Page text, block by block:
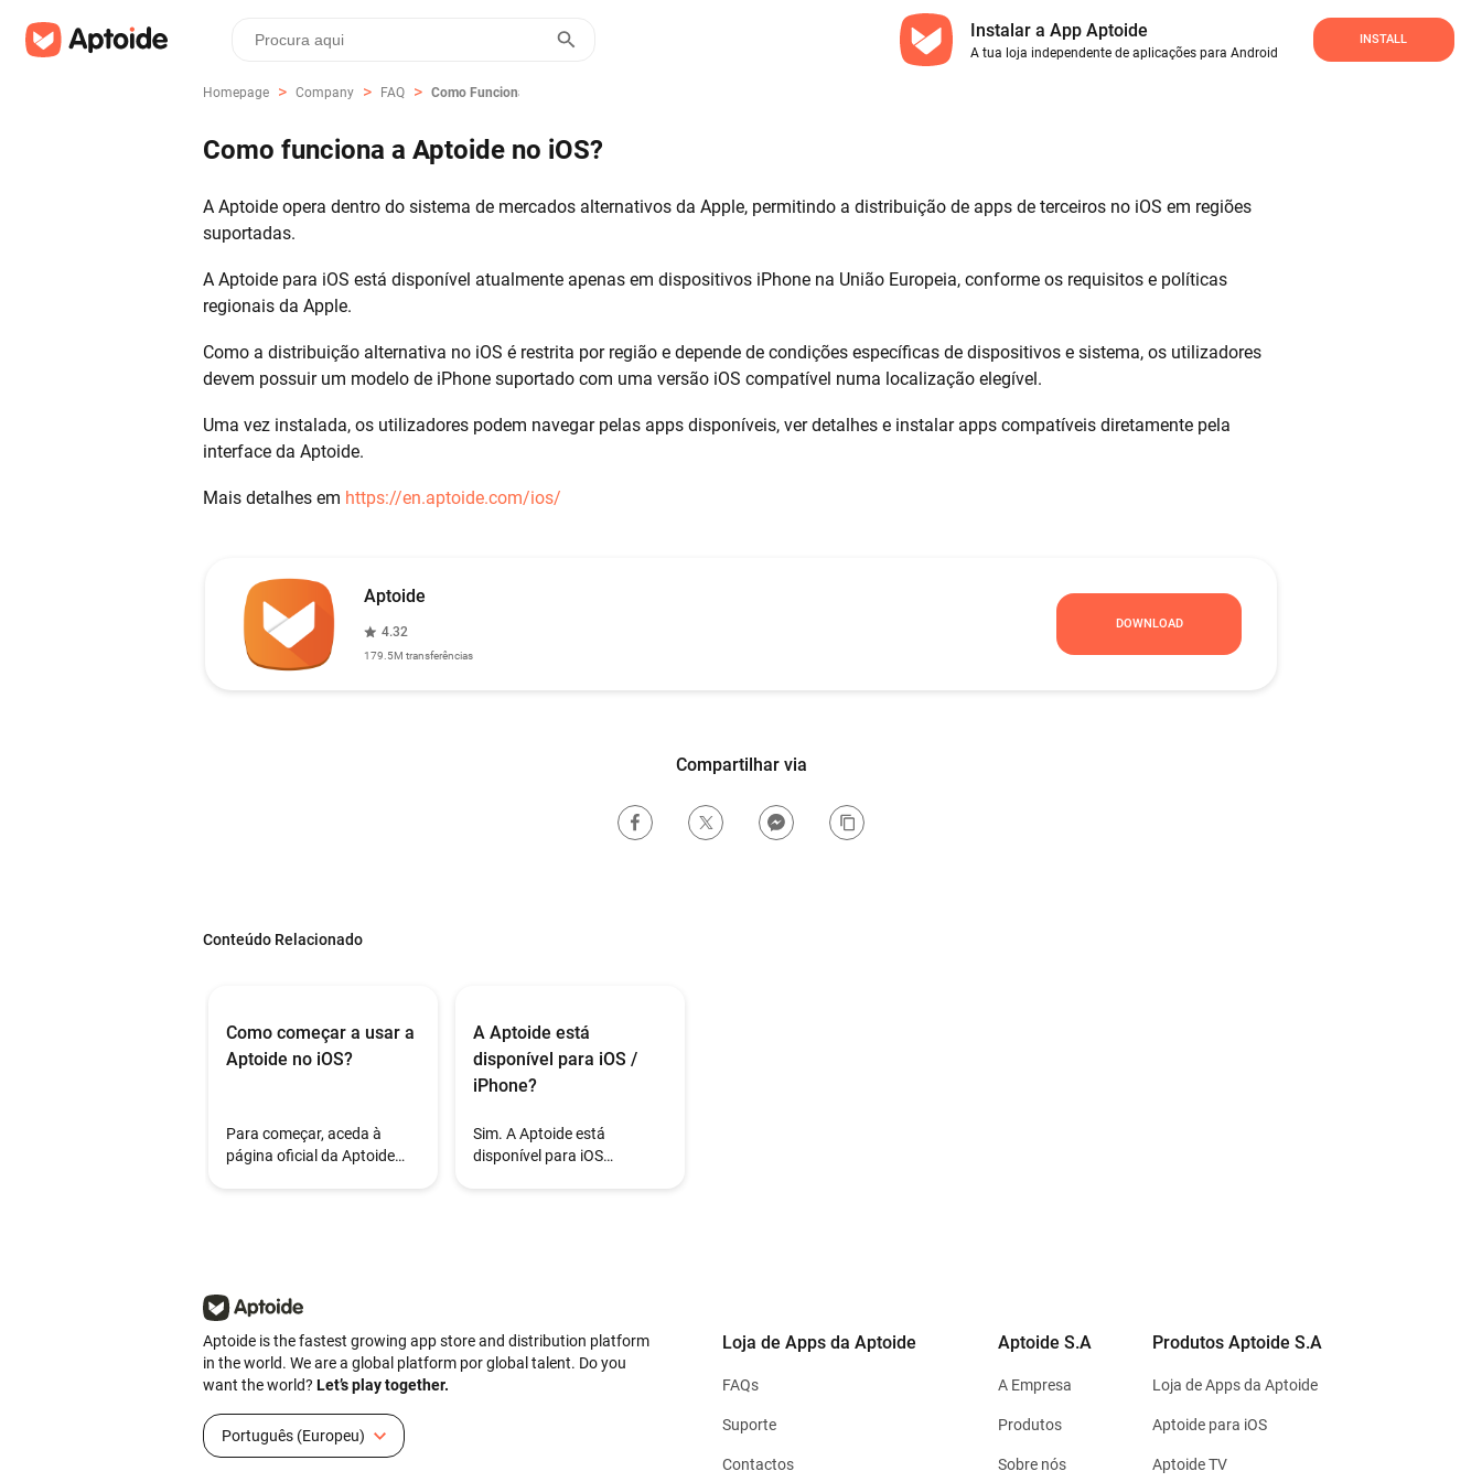
Instalar a App Aptoide
A tua loja independente de aplicações para Android
INSTALL
Homepage > Company > FAQ > Como Funciona A Aptoide No IOS?
Como funciona a Aptoide no iOS?
A Aptoide opera dentro do sistema de mercados alternativos da Apple, permitindo a distribuição de apps de terceiros no iOS em regiões
suportadas.
A Aptoide para iOS está disponível atualmente apenas em dispositivos iPhone na União Europeia, conforme os requisitos e políticas
regionais da Apple.
Como a distribuição alternativa no iOS é restrita por região e depende de condições específicas de dispositivos e sistema, os utilizadores
devem possuir um modelo de iPhone suportado com uma versão iOS compatível numa localização elegível.
Uma vez instalada, os utilizadores podem navegar pelas apps disponíveis, ver detalhes e instalar apps compatíveis diretamente pela
interface da Aptoide.
Mais detalhes em https://en.aptoide.com/ios/
Aptoide
4.32
179.5M transferências
DOWNLOAD
Compartilhar via
Conteúdo Relacionado
Como começar a usar a
Aptoide no iOS?
Para começar, aceda à
página oficial da Aptoide
A Aptoide está
disponível para iOS /
iPhone?
Sim. A Aptoide está
disponível para iOS
Aptoide is the fastest growing app store and distribution platform
in the world. We are a global platform por global talent. Do you
want the world? Let’s play together.
Português (Europeu)
Loja de Apps da Aptoide
FAQs
Suporte
Contactos
Aptoide S.A
A Empresa
Produtos
Sobre nós
Produtos Aptoide S.A
Loja de Apps da Aptoide
Aptoide para iOS
Aptoide TV